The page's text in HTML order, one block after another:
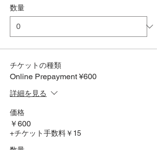
数量
チケットの種類
Online Prepayment ¥600
詳細を見る
価格
￥600
+チケット手数料￥15